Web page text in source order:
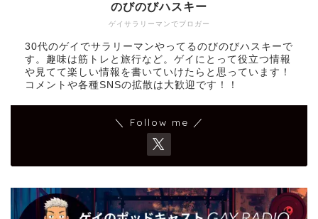
ゲイサラリーマンでブロガー
のびのびハスキー
30代のゲイでサラリーマンやってるのびのびハスキーで
す。趣味は筋トレと旅行など。ゲイにとって役立つ情報
や見てて楽しい情報を書いていけたらと思っています！
コメントや各種SNSの拡散は大歓迎です！！
＼ Follow me ／